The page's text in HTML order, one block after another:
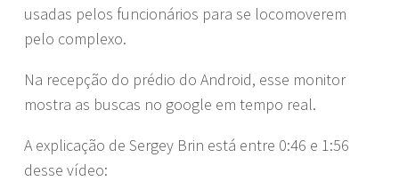
usadas pelos funcionários para se locomoverem
pelo complexo.
Na recepção do prédio do Android, esse monitor
mostra as buscas no google em tempo real.
A explicação de Sergey Brin está entre 0:46 e 1:56
desse vídeo: